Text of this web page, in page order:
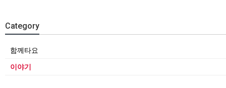
Category
함께타요
이야기